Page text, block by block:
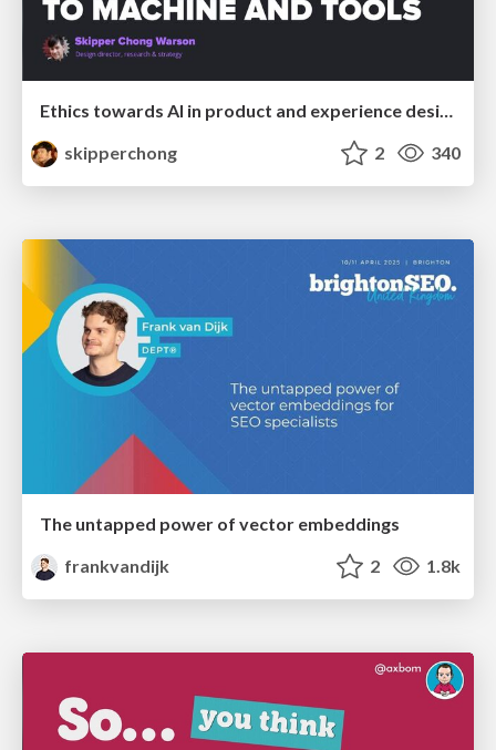
Ethics towards AI in product and experience design
skipperchong
2 340
The untapped power of vector embeddings
frankvandijk
2 1.8k